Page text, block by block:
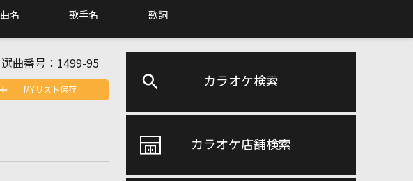
曲名 歌手名 歌詞
カラオケ検索
カラオケ店舗検索
選曲番号： 1499-95
MYリスト保存